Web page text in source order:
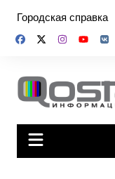
содержимому
Городская справка